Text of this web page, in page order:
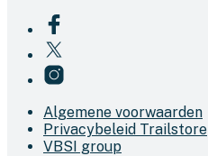
Algemene voorwaarden
Privacybeleid Trailstore
VBSI group